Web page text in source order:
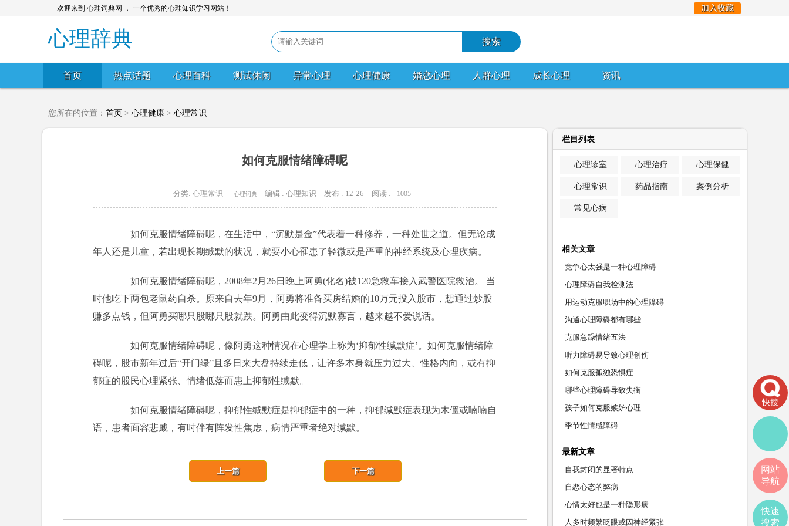
欢迎来到 心理词典网 ， 一个优秀的心理知识学习网站！ 加入收藏
心理辞典
首页 热点话题 心理百科 测试休闲 异常心理 心理健康 婚恋心理 人群心理 成长心理 资讯
您所在的位置： 首页 > 心理健康 > 心理常识
如何克服情绪障碍呢
分类: 心理常识 心理词典 编辑 : 心理知识 发布 : 12-26 阅读 : 1005
如何克服情绪障碍呢，在生活中，“沉默是金”代表着一种修养，一种处世之道。但无论成
年人还是儿童，若出现长期缄默的状况，就要小心罹患了轻微或是严重的神经系统及心理疾病。
如何克服情绪障碍呢，2008年2月26日晚上阿勇(化名)被120急救车接入武警医院救治。 当
时他吃下两包老鼠药自杀。原来自去年9月，阿勇将准备买房结婚的10万元投入股市，想通过炒股
赚多点钱，但阿勇买哪只股哪只股就跌。阿勇由此变得沉默寡言，越来越不爱说话。
如何克服情绪障碍呢，像阿勇这种情况在心理学上称为‘抑郁性缄默症’。如何克服情绪障
碍呢，股市新年过后“开门绿”且多日来大盘持续走低，让许多本身就压力过大、性格内向，或有抑
郁症的股民心理紧张、情绪低落而患上抑郁性缄默。
如何克服情绪障碍呢，抑郁性缄默症是抑郁症中的一种，抑郁缄默症表现为木僵或喃喃自
语，患者面容悲戚，有时伴有阵发性焦虑，病情严重者绝对缄默。
下一篇
上一篇
栏目列表
心理诊室 心理治疗 心理保健
心理常识 药品指南 案例分析
常见心病
相关文章
竞争心太强是一种心理障碍
心理障碍自我检测法
用运动克服职场中的心理障碍
沟通心理障碍都有哪些
克服急躁情绪五法
听力障碍易导致心理创伤
如何克服孤独恐惧症
哪些心理障碍导致失衡
孩子如何克服嫉妒心理
季节性情感障碍
最新文章
自我封闭的显著特点
自恋心态的弊病
心情太好也是一种隐形病
人多时频繁眨眼或因神经紧张
快搜
网站
导航
快速
搜索